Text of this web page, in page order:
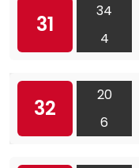
31
34
4
32
20
6